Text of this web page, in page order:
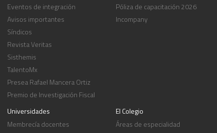
Eventos de integración
Avisos importantes
Síndicos
Revista Veritas
Sisthemis
TalentoMx
Presea Rafael Mancera Ortiz
Premio de Investigación Fiscal
Póliza de capacitación 2026
Incompany
Universidades
Membrecía docentes
El Colegio
Áreas de especialidad